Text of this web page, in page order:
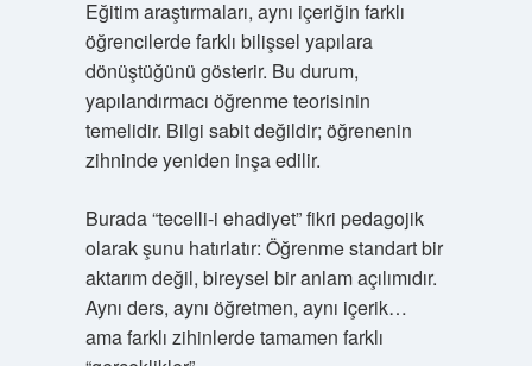
Eğitim araştırmaları, aynı içeriğin farklı
öğrencilerde farklı bilişsel yapılara
dönüştüğünü gösterir. Bu durum,
yapılandırmacı öğrenme teorisinin
temelidir. Bilgi sabit değildir; öğrenenin
zihninde yeniden inşa edilir.
Burada “tecelli-i ehadiyet” fikri pedagojik
olarak şunu hatırlatır: Öğrenme standart bir
aktarım değil, bireysel bir anlam açılımıdır.
Aynı ders, aynı öğretmen, aynı içerik…
ama farklı zihinlerde tamamen farklı